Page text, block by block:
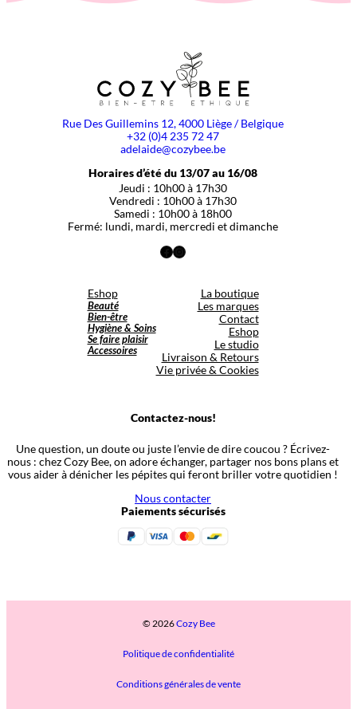
Rue Des Guillemins 12, 4000 Liège / Belgique
+32 (0)4 235 72 47
adelaide@cozybee.be
Horaires d’été du 13/07 au 16/08
Jeudi : 10h00 à 17h30
Vendredi : 10h00 à 17h30
Samedi : 10h00 à 18h00
Fermé: lundi, mardi, mercredi et dimanche
Facebook
Instagram
Eshop
Beauté
Bien-être
Hygiène & Soins
Se faire plaisir
Accessoires
La boutique
Les marques
Contact
Eshop
Le studio
Livraison & Retours
Vie privée & Cookies
Contactez-nous!
Une question, un doute ou juste l’envie de dire coucou ? Écrivez-
nous : chez Cozy Bee, on adore échanger, partager nos bons plans et
vous aider à dénicher les pépites qui feront briller votre quotidien !
Nous contacter
Paiements sécurisés
© 2026Cozy Bee
Politique de confidentialité
Conditions générales de vente